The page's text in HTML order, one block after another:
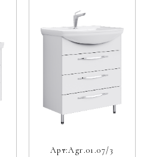
Арт:Agr.01.07/3